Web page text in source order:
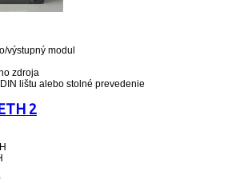
výstupný modul
zdroja
lištu alebo stolné prevedenie
2